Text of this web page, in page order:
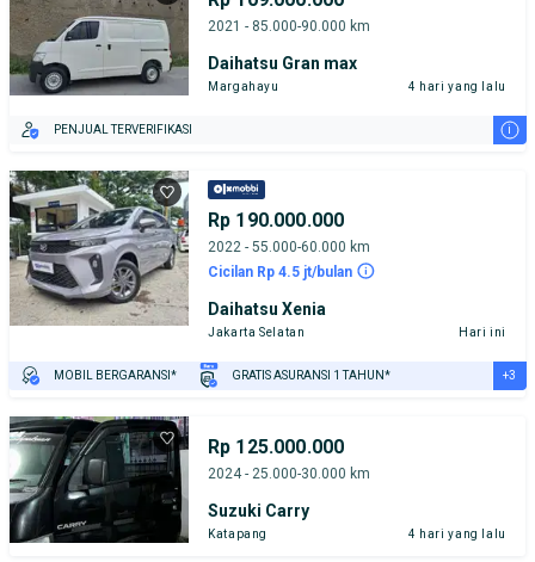
2021 - 85.000-90.000 km
Daihatsu Gran max
Margahayu 4 hari yang lalu
PENJUAL TERVERIFIKASI i
Rp 190.000.000
2022 - 55.000-60.000 km
Cicilan Rp 4.5 jt/bulan
Daihatsu Xenia
Jakarta Selatan Hari ini
MOBIL BERGARANSI* GRATIS ASURANSI 1 TAHUN*
PENJUAL TERVERIFIKASI
+3
Rp 125.000.000
2024 - 25.000-30.000 km
Suzuki Carry
Katapang 4 hari yang lalu